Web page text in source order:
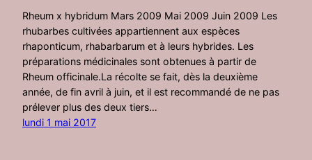
Rheum x hybridum Mars 2009 Mai 2009 Juin 2009 Les
rhubarbes cultivées appartiennent aux espèces
rhaponticum, rhabarbarum et à leurs hybrides. Les
préparations médicinales sont obtenues à partir de
Rheum officinale.La récolte se fait, dès la deuxième
année, de fin avril à juin, et il est recommandé de ne pas
prélever plus des deux tiers…
lundi 1 mai 2017